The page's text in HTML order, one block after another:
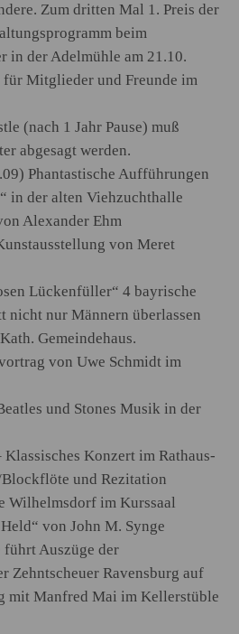
Zum dritten Mal 1. Preis der
beim
in der Adelmühle am 21.10.
für Mitglieder und Freunde im
(nach 1 Jahr Pause) muß
abgesagt werden.
Phantastische Aufführungen
in der alten Viehzuchthalle
Alexander Ehm
von Meret
Lückenfüller“ 4 bayrische
nicht nur Männern überlassen
Gemeindehaus.
von Uwe Schmidt im
und Stones Musik in der
Konzert im Rathaus-
und Rezitation
Wilhelmsdorf im Kurssaal
von John M. Synge
führt Auszüge der
Zehntscheuer Ravensburg auf
mit Manfred Mai im Kellerstüble